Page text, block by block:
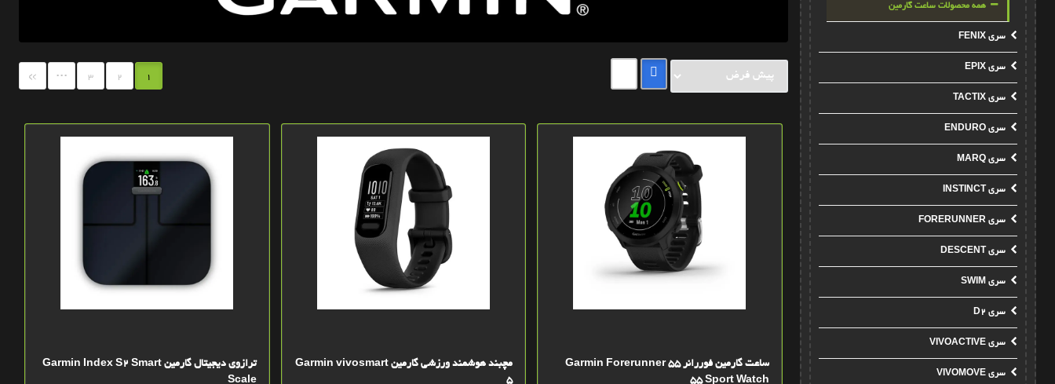
همه محصولات ساعت گارمین
سری FENIX
سری EPIX
سری TACTIX
سری ENDURO
سری MARQ
سری INSTINCT
سری FORERUNNER
سری DESCENT
سری SWIM
سری D2
سری VIVOACTIVE
سری VIVOMOVE
1
2
3
...
»
ساعت گارمين فوررانر 55 Garmin Forerunner
55 Sport Watch
مچبند هوشمند ورزشی گارمین Garmin vivosmart
5
ترازوی دیجیتال گارمین Garmin Index S2 Smart
Scale